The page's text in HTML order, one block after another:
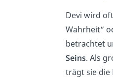
Devi wird
Wahrheit“
betrachtet
Seins. Als
trägt sie die